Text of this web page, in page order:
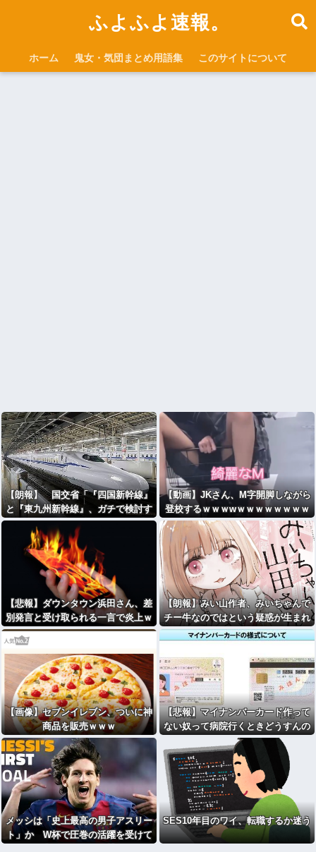
ふよふよ速報。
ホーム 鬼女・気団まとめ用語集 このサイトについて
【朗報】 国交省「『四国新幹線』
と『東九州新幹線』、ガチで検討す
るわ。ガチのマジ」
【動画】JKさん、M字開脚しながら
登校するｗｗｗwｗｗｗｗｗｗｗｗ
【悲報】ダウンタウン浜田さん、差
別発言と受け取られる一言で炎上ｗ
ｗｗｗ
【朗報】みい山作者、みいちゃんで
チー牛なのではという疑惑が生まれ
るwwwwwww
【画像】セブンイレブン、ついに神
商品を販売ｗｗｗ
【悲報】マイナンバーカード作って
ない奴って病院行くときどうすんの
メッシは「史上最高の男子アスリー
ト」か W杯で圧巻の活躍を受けて
SES10年目のワイ、転職するか迷う